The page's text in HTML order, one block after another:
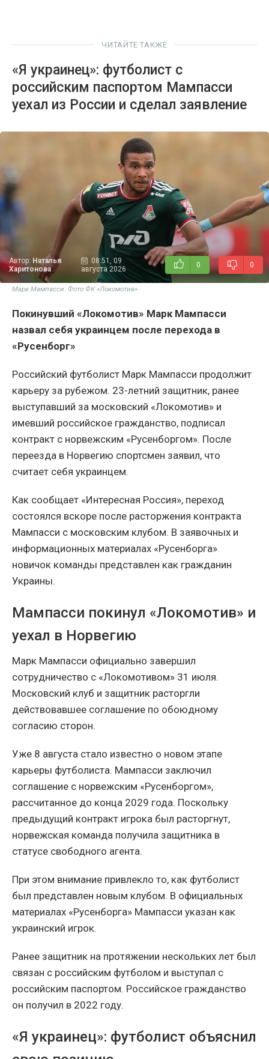
ЧИТАЙТЕ ТАКЖЕ
«Я украинец»: футболист с
российским паспортом Мампасси
уехал из России и сделал заявление
Автор: Наталья
Харитонова
08:51, 09
августа 2026
0 0
Марк Мампасси. Фото ФК «Локомотив»
Покинувший «Локомотив» Марк Мампасси
назвал себя украинцем после перехода в
«Русенборг»
Российский футболист Марк Мампасси продолжит
карьеру за рубежом. 23-летний защитник, ранее
выступавший за московский «Локомотив» и
имевший российское гражданство, подписал
контракт с норвежским «Русенборгом». После
переезда в Норвегию спортсмен заявил, что
считает себя украинцем.
Как сообщает «Интересная Россия», переход
состоялся вскоре после расторжения контракта
Мампасси с московским клубом. В заявочных и
информационных материалах «Русенборга»
новичок команды представлен как гражданин
Украины.
Мампасси покинул «Локомотив» и
уехал в Норвегию
Марк Мампасси официально завершил
сотрудничество с «Локомотивом» 31 июля.
Московский клуб и защитник расторгли
действовавшее соглашение по обоюдному
согласию сторон.
Уже 8 августа стало известно о новом этапе
карьеры футболиста. Мампасси заключил
соглашение с норвежским «Русенборгом»,
рассчитанное до конца 2029 года. Поскольку
предыдущий контракт игрока был расторгнут,
норвежская команда получила защитника в
статусе свободного агента.
При этом внимание привлекло то, как футболист
был представлен новым клубом. В официальных
материалах «Русенборга» Мампасси указан как
украинский игрок.
Ранее защитник на протяжении нескольких лет был
связан с российским футболом и выступал с
российским паспортом. Российское гражданство
он получил в 2022 году.
«Я украинец»: футболист объяснил